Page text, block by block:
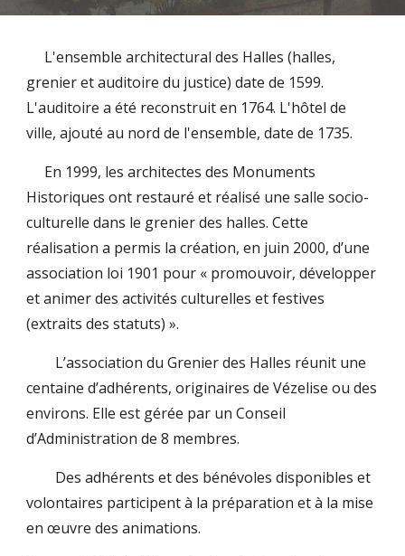
L'ensemble architectural des Halles (halles,
grenier et auditoire du justice) date de 1599.
L'auditoire a été reconstruit en 1764. L'hôtel de
ville, ajouté au nord de l'ensemble, date de 1735.
En 1999, les architectes des Monuments
Historiques ont restauré et réalisé une salle socio-
culturelle dans le grenier des halles. Cette
réalisation a permis la création, en juin 2000, d’une
association loi 1901 pour « promouvoir, développer
et animer des activités culturelles et festives
(extraits des statuts) ».
L’association du Grenier des Halles réunit une
centaine d’adhérents, originaires de Vézelise ou des
environs. Elle est gérée par un Conseil
d’Administration de 8 membres.
Des adhérents et des bénévoles disponibles et
volontaires participent à la préparation et à la mise
en œuvre des animations.